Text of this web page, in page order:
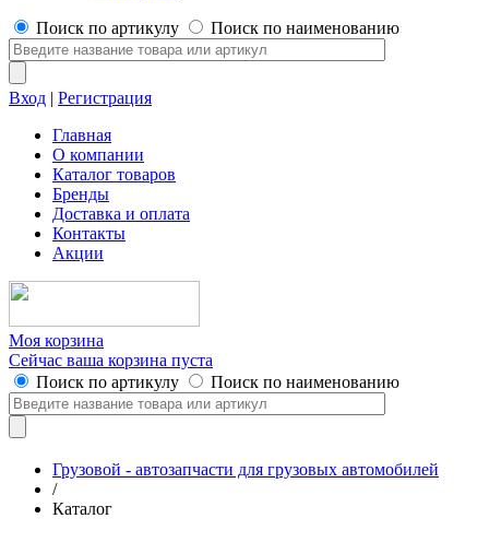
Поиск по артикулу Поиск по наименованию
Вход | Регистрация
Главная
О компании
Каталог товаров
Бренды
Доставка и оплата
Контакты
Акции
Моя корзина
Сейчас ваша корзина пуста
Поиск по артикулу
Поиск по наименованию
Грузовой - автозапчасти для грузовых автомобилей
/
Каталог